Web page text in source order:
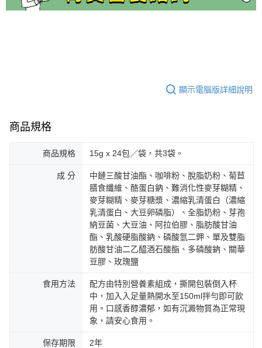
顯示電腦版詳細說明
商品規格
商品規格 15g x 24包／袋，共3袋。
成 分
中鏈三酸甘油酯、咖啡粉、脫脂奶粉、菊苣
膳食纖維、酪蛋白鈉、難消化性麥芽糊精、
麥芽糊精、麥芽糖漿、濃縮乳清蛋白（濃縮
乳清蛋白、大豆卵磷脂）、全脂奶粉、芽孢
納豆菌、大豆油、阿拉伯膠、脂肪酸甘油
酯、乳酸硬脂酸鈉、磷酸氫二鉀、單及雙脂
肪酸甘油二乙醯酒石酸酯、多磷酸鈉、關華
豆膠、玫瑰鹽
食用方法
配方由特別營養素組成，撕開包裝倒入杯
中，加入入足量熱開水至150ml拌勻即可飲
用。口感香醇濃郁，如有沉澱物質為正常現
象，請安心食用。
保存期限 2年